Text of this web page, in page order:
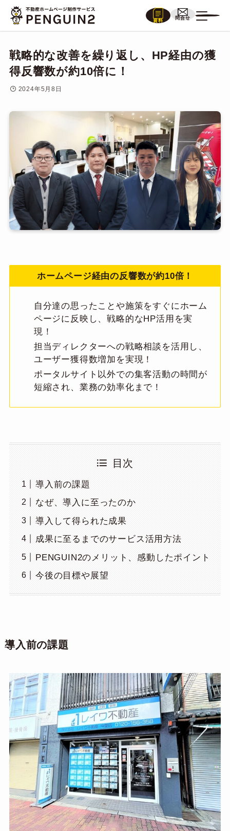
資料
問合せ
戦略的な改善を繰り返し、HP経由の獲
得反響数が約10倍に！
2024年5月8日
ホームページ経由の反響数が約10倍！
自分達の思ったことや施策をすぐにホーム
ページに反映し、戦略的なHP活用を実
現！
担当ディレクターへの戦略相談を活用し、
ユーザー獲得数増加を実現！
ポータルサイト以外での集客活動の時間が
短縮され、業務の効率化まで！
目次
導入前の課題
なぜ、導入に至ったのか
導入して得られた成果
成果に至るまでのサービス活用方法
PENGUIN2のメリット、感動したポイント
今後の目標や展望
導入前の課題